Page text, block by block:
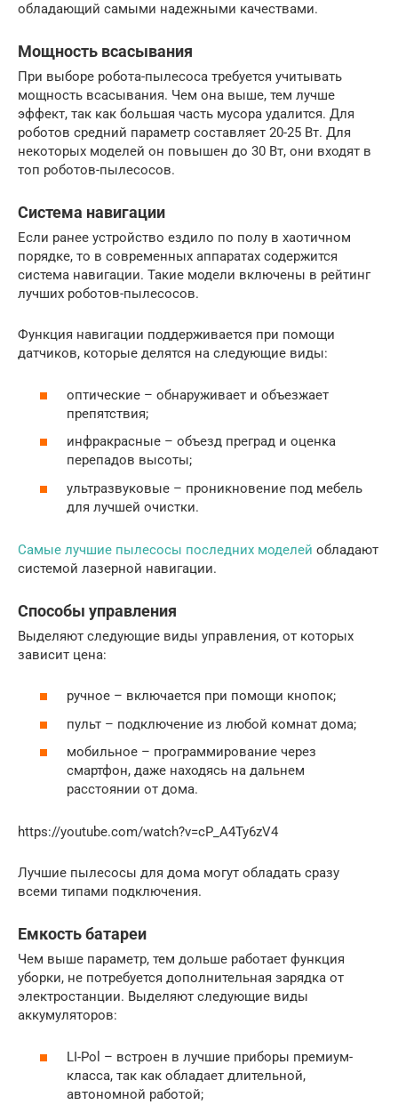
обладающий самыми надежными качествами.
Мощность всасывания
При выборе робота-пылесоса требуется учитывать
мощность всасывания. Чем она выше, тем лучше
эффект, так как большая часть мусора удалится. Для
роботов средний параметр составляет 20-25 Вт. Для
некоторых моделей он повышен до 30 Вт, они входят в
топ роботов-пылесосов.
Система навигации
Если ранее устройство ездило по полу в хаотичном
порядке, то в современных аппаратах содержится
система навигации. Такие модели включены в рейтинг
лучших роботов-пылесосов.
Функция навигации поддерживается при помощи
датчиков, которые делятся на следующие виды:
оптические – обнаруживает и объезжает
препятствия;
инфракрасные – объезд преград и оценка
перепадов высоты;
ультразвуковые – проникновение под мебель
для лучшей очистки.
Самые лучшие пылесосы последних моделей обладают
системой лазерной навигации.
Способы управления
Выделяют следующие виды управления, от которых
зависит цена:
ручное – включается при помощи кнопок;
пульт – подключение из любой комнат дома;
мобильное – программирование через
смартфон, даже находясь на дальнем
расстоянии от дома.
https://youtube.com/watch?v=cP_A4Ty6zV4
Лучшие пылесосы для дома могут обладать сразу
всеми типами подключения.
Емкость батареи
Чем выше параметр, тем дольше работает функция
уборки, не потребуется дополнительная зарядка от
электростанции. Выделяют следующие виды
аккумуляторов:
LI-Pol – встроен в лучшие приборы премиум-
класса, так как обладает длительной,
автономной работой;